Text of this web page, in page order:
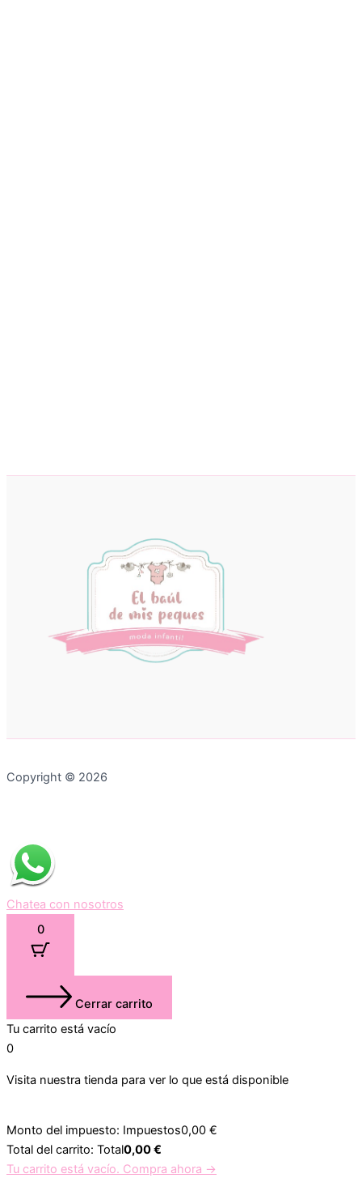
Copyright © 2026
Chatea con nosotros
0
Cerrar carrito
Tu carrito está vacío
0
Visita nuestra tienda para ver lo que está disponible
Monto del impuesto: Impuestos0,00 €
Total del carrito: Total0,00€
Tu carrito está vacío. Compra ahora →